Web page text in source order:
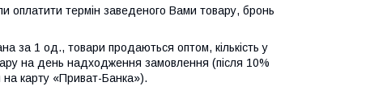
оплатити термін заведеного Вами товару, бронь
за 1 од., товари продаються оптом, кількість у
на день надходження замовлення (після 10%
карту «Приват-Банка»).